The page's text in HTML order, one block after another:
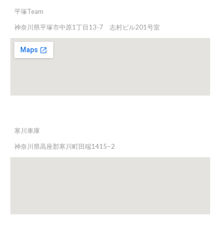
平塚Team
神奈川県平塚市中原1丁目13-7 志村ビル201号室
寒川車庫
神奈川県高座郡寒川町田端1415−2